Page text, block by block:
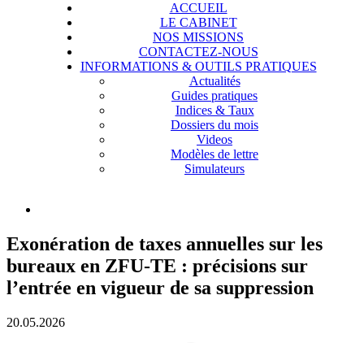
ACCUEIL
LE CABINET
NOS MISSIONS
CONTACTEZ-NOUS
INFORMATIONS & OUTILS PRATIQUES
Actualités
Guides pratiques
Indices & Taux
Dossiers du mois
Videos
Modèles de lettre
Simulateurs
Exonération de taxes annuelles sur les
bureaux en ZFU-TE : précisions sur
l’entrée en vigueur de sa suppression
20.05.2026